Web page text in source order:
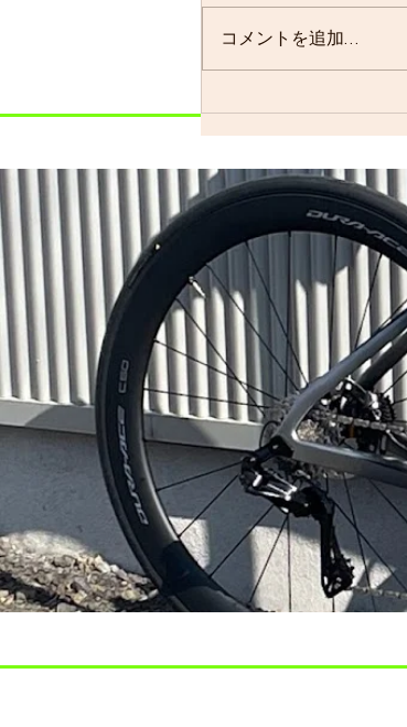
す。 よく、お客様に
ライドはまだ実施され
います」ので…。 僕
ロードで走るかグラ
走るかを決めます。グ
コメントを追加…